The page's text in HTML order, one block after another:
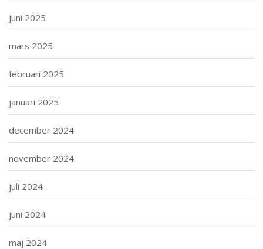
juni 2025
mars 2025
februari 2025
januari 2025
december 2024
november 2024
juli 2024
juni 2024
maj 2024